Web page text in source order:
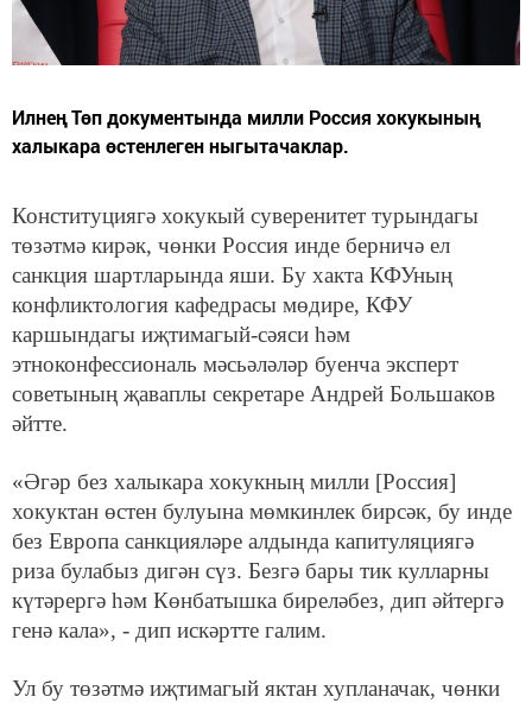
Илнең Төп документында милли Россия хокукының
халыкара өстенлеген ныгытачаклар.
Конституциягә хокукый суверенитет турындагы
төзәтмә кирәк, чөнки Россия инде берничә ел
санкция шартларында яши. Бу хакта КФУның
конфликтология кафедрасы мөдире, КФУ
каршындагы иҗтимагый-сәяси һәм
этноконфессиональ мәсьәләләр буенча эксперт
советының җаваплы секретаре Андрей Большаков
әйтте.
«Әгәр без халыкара хокукның милли [Россия]
хокуктан өстен булуына мөмкинлек бирсәк, бу инде
без Европа санкцияләре алдында капитуляциягә
риза булабыз дигән сүз. Безгә бары тик кулларны
күтәрергә һәм Көнбатышка биреләбез, дип әйтергә
генә кала», - дип искәртте галим.
Ул бу төзәтмә иҗтимагый яктан хупланачак, чөнки